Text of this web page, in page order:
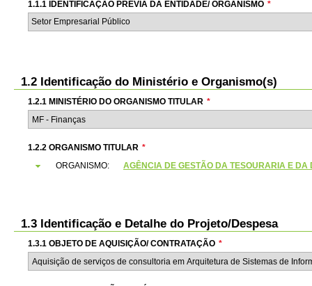
1.1.1 IDENTIFICAÇÃO PRÉVIA DA ENTIDADE/ ORGANISMO *
Setor Empresarial Público
1.2 Identificação do Ministério e Organismo(s)
1.2.1 MINISTÉRIO DO ORGANISMO TITULAR *
1.2.2 ORGANISMO TITULAR *
ORGANISMO:
AGÊNCIA DE GESTÃO DA TESOURARIA E DA
1.3 Identificação e Detalhe do Projeto/Despesa
1.3.1 OBJETO DE AQUISIÇÃO/ CONTRATAÇÃO *